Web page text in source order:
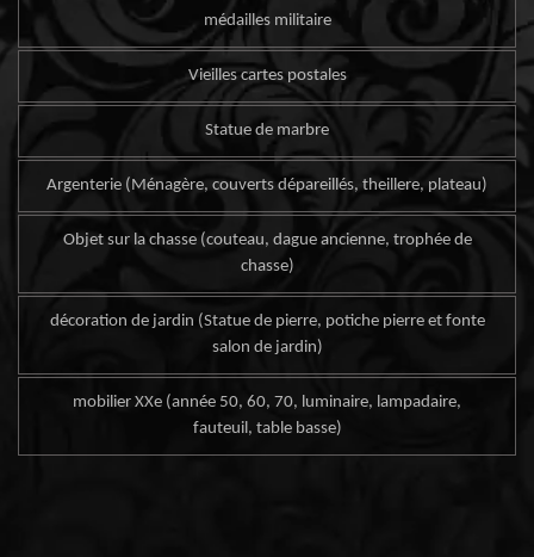
médailles militaire
Vieilles cartes postales
Statue de marbre
Argenterie (Ménagère, couverts dépareillés, theillere, plateau)
Objet sur la chasse (couteau, dague ancienne, trophée de
chasse)
décoration de jardin (Statue de pierre, potiche pierre et fonte
salon de jardin)
mobilier XXe (année 50, 60, 70, luminaire, lampadaire,
fauteuil, table basse)